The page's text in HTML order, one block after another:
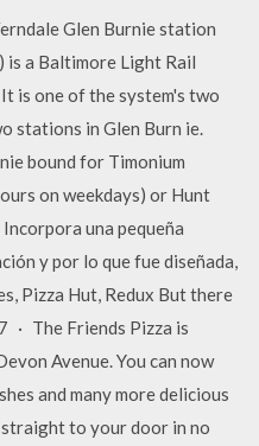
Glen Burnie station
is a Baltimore Light Rail
is one of the system's two
stations in Glen Burn ie.
bound for Timonium
on weekdays) or Hunt
una pequeña
y por lo que fue diseñada,
Pizza Hut, Redux But there
· The Friends Pizza is
Avenue. You can now
and many more delicious
to your door in no